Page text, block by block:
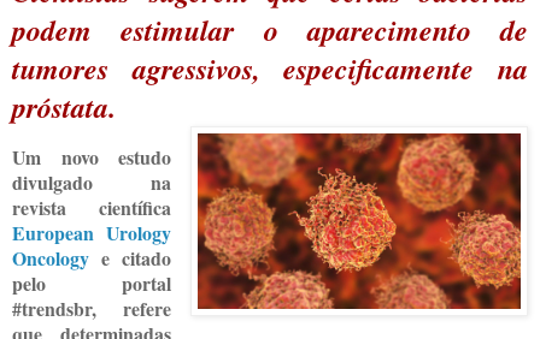
podem estimular o aparecimento de
tumores agressivos, especificamente na
próstata.
Um novo estudo
divulgado na
revista científica
European Urology
Oncology e citado
pelo portal
#trendsbr, refere